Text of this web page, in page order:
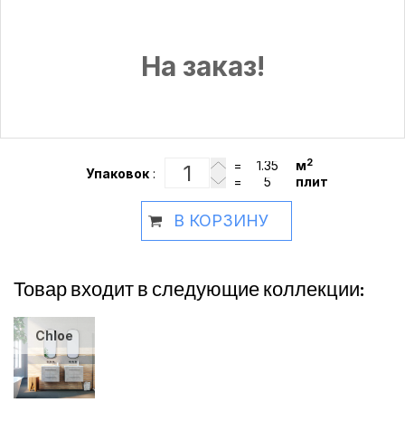
На заказ!
Упаковок :
= м2
= плит
В КОРЗИНУ
Товар входит в следующие коллекции:
Chloe